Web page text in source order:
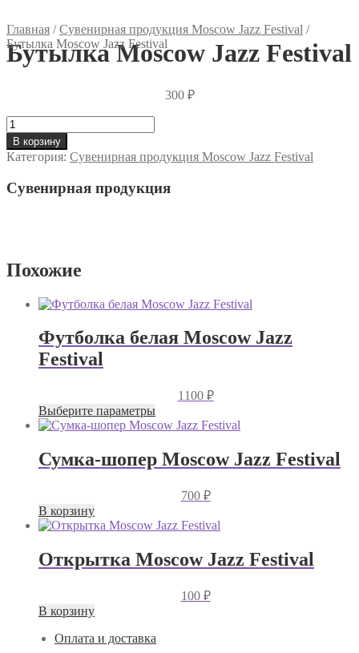
Главная /Сувенирная продукция Moscow Jazz Festival /
Бутылка Moscow Jazz Festival
Бутылка Moscow Jazz Festival
300 ₽
Количество
товара
Бутылка
Moscow
Jazz
Festival
В корзину
Категория: Сувенирная продукция Moscow Jazz Festival
Сувенирная продукция
Похожие
Футболка белая Moscow Jazz
Festival
1100 ₽
Выберите параметрыЭтот
товар
несколько
вариаций.
можно
на
товара.
Сумка-шопер Moscow Jazz Festival
700 ₽
В корзину
Открытка Moscow Jazz Festival
100 ₽
В корзину
Оплата и доставка